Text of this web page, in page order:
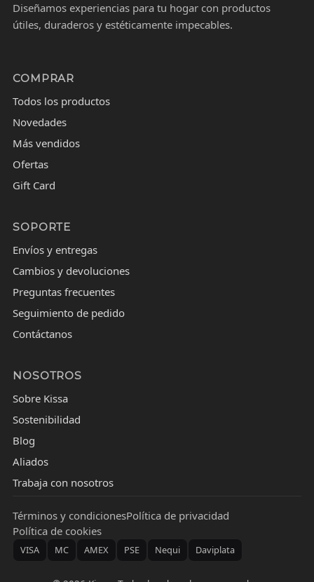
Diseñamos experiencias para tu hogar con productos
útiles, duraderos y estéticamente impecables.
COMPRAR
Todos los productos
Novedades
Más vendidos
Ofertas
Gift Card
SOPORTE
Envíos y entregas
Cambios y devoluciones
Preguntas frecuentes
Seguimiento de pedido
Contáctanos
NOSOTROS
Sobre Kissa
Sostenibilidad
Blog
Aliados
Trabaja con nosotros
Términos y condicionesPolítica de privacidad
Política de cookies
VISA MC AMEX PSE Nequi Daviplata